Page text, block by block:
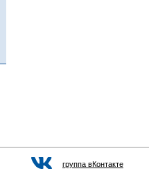
группа вКонтакте